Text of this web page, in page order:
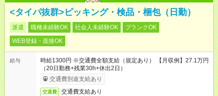
<タイパ抜群>ピッキング・検品・梱包（日勤）
派遣 職種未経験OK 社会人未経験OK
ブランクOK
WEB登録・面接OK
給与
時給1300円 ※交通費全額支給（規定あり） 【月収例】27.1万円
（20日勤務+残業30h+休出2日）
交通費別途支給あり
交通費 交通費支給あり